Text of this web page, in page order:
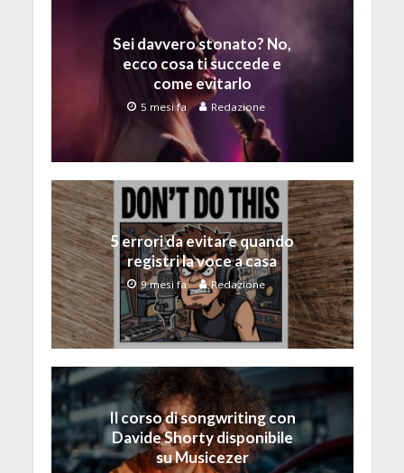
Sei davvero stonato? No,
ecco cosa ti succede e
come evitarlo
5 mesi fa Redazione
5 errori da evitare quando
registri la voce a casa
9 mesi fa Redazione
Il corso di songwriting con
Davide Shorty disponibile
su Musicezer